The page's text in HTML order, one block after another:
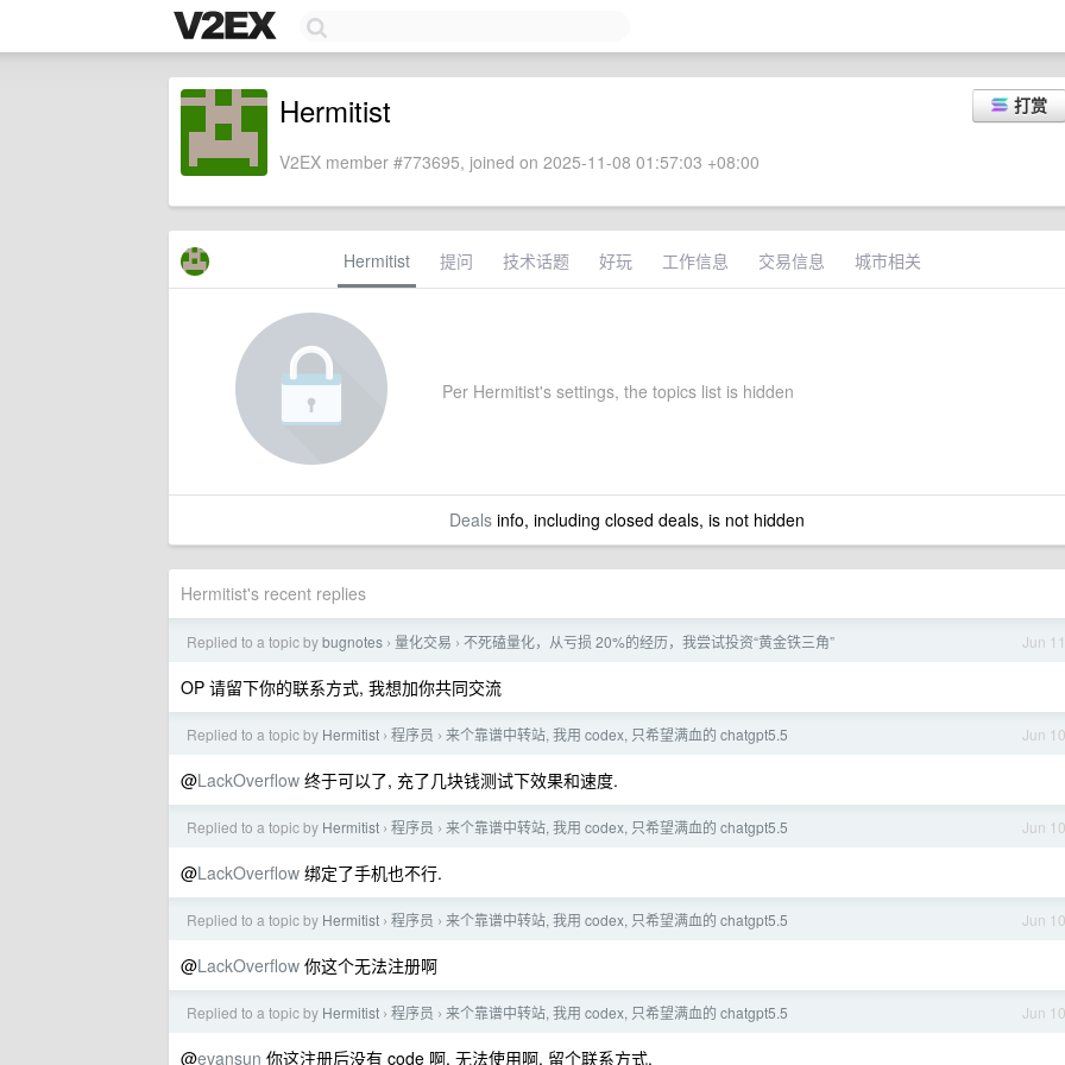
打赏
Hermitist
V2EX member #773695, joined on 2025-11-08 01:57:03 +08:00
Hermitist 提问 技术话题 好玩 工作信息 交易信息 城市相关
Per Hermitist's settings, the topics list is hidden
Dealsinfo, including closed deals, is not hidden
Hermitist's recent replies
Jun 11
Replied to a topic bybugnotes › 量化交易 › 不死磕量化，从亏损 20%的经历，我尝试投资“黄金铁三角”
OP 请留下你的联系方式, 我想加你共同交流
Jun 10
Replied to a topic by Hermitist › 程序员 › 来个靠谱中转站, 我用 codex, 只希望满血的 chatgpt5.5
@LackOverflow 终于可以了, 充了几块钱测试下效果和速度.
Jun 10
Replied to a topic by Hermitist › 程序员 › 来个靠谱中转站, 我用 codex, 只希望满血的 chatgpt5.5
@LackOverflow 绑定了手机也不行.
Jun 10
Replied to a topic by Hermitist › 程序员 › 来个靠谱中转站, 我用 codex, 只希望满血的 chatgpt5.5
@LackOverflow 你这个无法注册啊
Jun 10
Replied to a topic by Hermitist › 程序员 › 来个靠谱中转站, 我用 codex, 只希望满血的 chatgpt5.5
@evansun 你这注册后没有 code 啊, 无法使用啊, 留个联系方式.